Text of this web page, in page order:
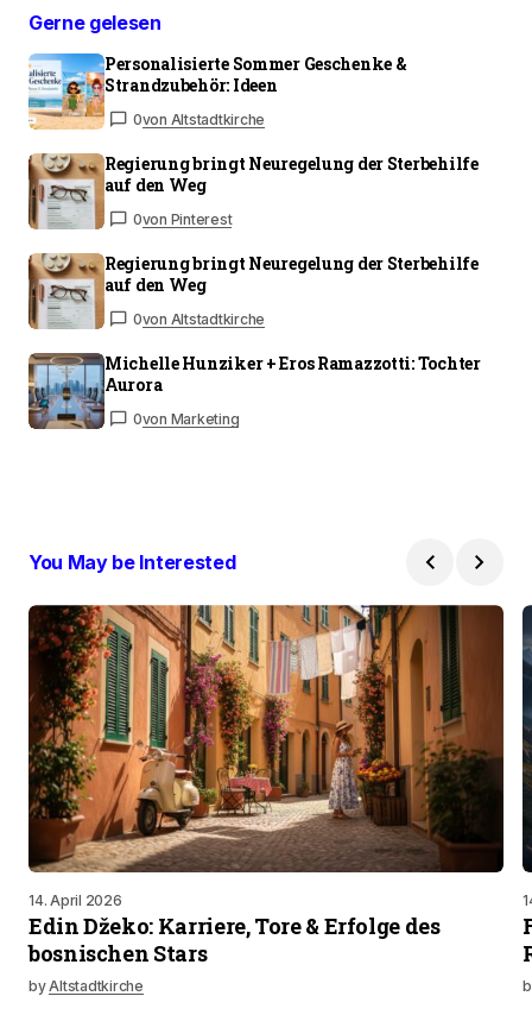
Gerne gelesen
Personalisierte Sommer Geschenke &
Strandzubehör: Ideen
0von Altstadtkirche
Regierung bringt Neuregelung der Sterbehilfe
auf den Weg
0von Pinterest
Regierung bringt Neuregelung der Sterbehilfe
auf den Weg
0von Altstadtkirche
Michelle Hunziker + Eros Ramazzotti: Tochter
Aurora
0von Marketing
You May be Interested
14. April 2026
Edin Džeko: Karriere, Tore & Erfolge des
bosnischen Stars
byAltstadtkirche